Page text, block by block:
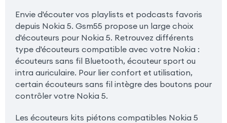
Envie d'écouter vos playlists et podcasts favoris
depuis Nokia 5. Gsm55 propose un large choix
d'écouteurs pour Nokia 5. Retrouvez différents
type d'écouteurs compatible avec votre Nokia :
écouteurs sans fil Bluetooth, écouteur sport ou
intra auriculaire. Pour lier confort et utilisation,
certain écouteurs sans fil intègre des boutons pour
contrôler votre Nokia 5.
Les écouteurs kits piétons compatibles Nokia 5